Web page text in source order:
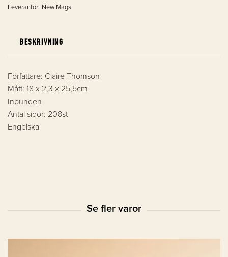
Leverantör: New Mags
BESKRIVNING
Författare: Claire Thomson
Mått: 18 x 2,3 x 25,5cm
Inbunden
Antal sidor: 208st
Engelska